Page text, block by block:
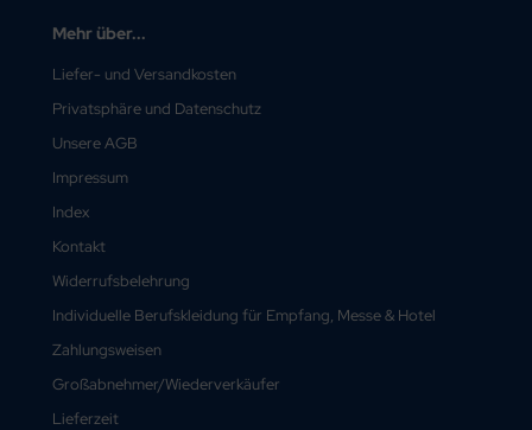
Mehr über...
Liefer- und Versandkosten
Privatsphäre und Datenschutz
Unsere AGB
Impressum
Index
Kontakt
Widerrufsbelehrung
Individuelle Berufskleidung für Empfang, Messe & Hotel
Zahlungsweisen
Großabnehmer/Wiederverkäufer
Lieferzeit